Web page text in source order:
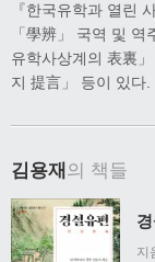
『한국유학과 열린
「學辨」 국역 및
유학사상계의 表裏
지 提言」 등이 있다.
김용재 의 책들
지